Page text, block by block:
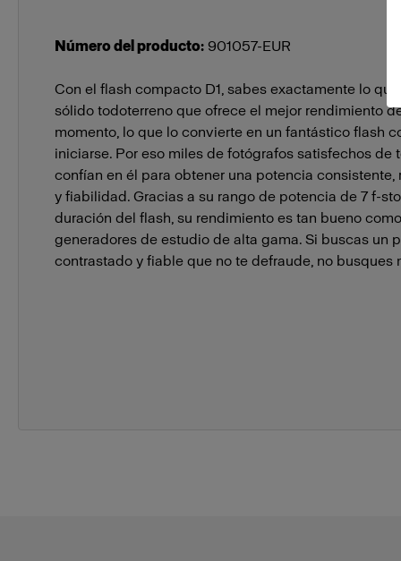
Número del producto: 901057-EUR
Con el flash compacto D1, sabes exactamente lo que
sólido todoterreno que ofrece el mejor rendimiento
momento, lo que lo convierte en un fantástico flash
iniciarse. Por eso miles de fotógrafos satisfechos de
confían en él para obtener una potencia consistente,
y fiabilidad. Gracias a su rango de potencia de 7 f-
duración del flash, su rendimiento es tan bueno
generadores de estudio de alta gama. Si buscas un
contrastado y fiable que no te defraude, no busques